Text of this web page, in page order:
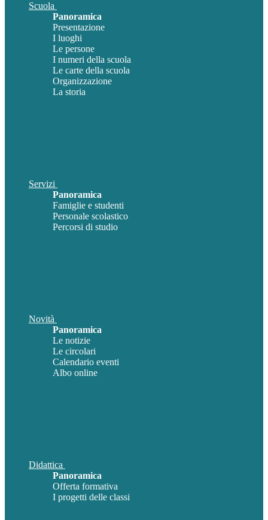
Scuola
Panoramica
Presentazione
I luoghi
Le persone
I numeri della scuola
Le carte della scuola
Organizzazione
La storia
Servizi
Panoramica
Famiglie e studenti
Personale scolastico
Percorsi di studio
Novità
Panoramica
Le notizie
Le circolari
Calendario eventi
Albo online
Didattica
Panoramica
Offerta formativa
I progetti delle classi